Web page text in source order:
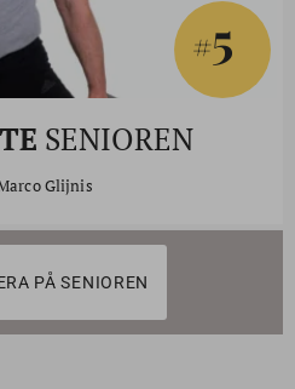
#5
SENIOREN
Glijnis
PÅ SENIOREN